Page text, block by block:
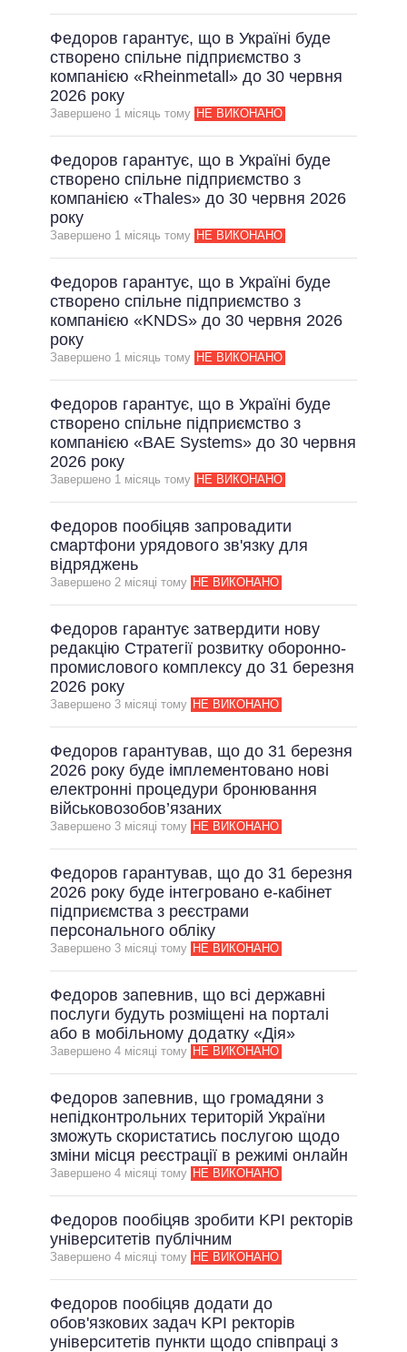
Федоров гарантує, що в Україні буде
створено спільне підприємство з
компанією «Rheinmetall» до 30 червня
2026 року
Завершено 1 мiсяць тому НЕ ВИКОНАНО
Федоров гарантує, що в Україні буде
створено спільне підприємство з
компанією «Thales» до 30 червня 2026
року
Завершено 1 мiсяць тому НЕ ВИКОНАНО
Федоров гарантує, що в Україні буде
створено спільне підприємство з
компанією «KNDS» до 30 червня 2026
року
Завершено 1 мiсяць тому НЕ ВИКОНАНО
Федоров гарантує, що в Україні буде
створено спільне підприємство з
компанією «BAE Systems» до 30 червня
2026 року
Завершено 1 мiсяць тому НЕ ВИКОНАНО
Федоров пообіцяв запровадити
смартфони урядового зв'язку для
відряджень
Завершено 2 мiсяцi тому НЕ ВИКОНАНО
Федоров гарантує затвердити нову
редакцію Стратегії розвитку оборонно-
промислового комплексу до 31 березня
2026 року
Завершено 3 мiсяцi тому НЕ ВИКОНАНО
Федоров гарантував, що до 31 березня
2026 року буде імплементовано нові
електронні процедури бронювання
військовозобов’язаних
Завершено 3 мiсяцi тому НЕ ВИКОНАНО
Федоров гарантував, що до 31 березня
2026 року буде інтегровано е-кабінет
підприємства з реєстрами
персонального обліку
Завершено 3 мiсяцi тому НЕ ВИКОНАНО
Федоров запевнив, що всі державні
послуги будуть розміщені на порталі
або в мобільному додатку «Дія»
Завершено 4 мiсяцi тому НЕ ВИКОНАНО
Федоров запевнив, що громадяни з
непідконтрольних територій України
зможуть скористатись послугою щодо
зміни місця реєстрації в режимі онлайн
Завершено 4 мiсяцi тому НЕ ВИКОНАНО
Федоров пообіцяв зробити KPI ректорів
університетів публічним
Завершено 4 мiсяцi тому НЕ ВИКОНАНО
Федоров пообіцяв додати до
обов'язкових задач KPI ректорів
університетів пункти щодо співпраці з